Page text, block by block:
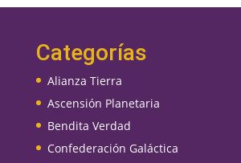
Categorías
Alianza Tierra
Ascensión Planetaria
Bendita Verdad
Confederación Galáctica